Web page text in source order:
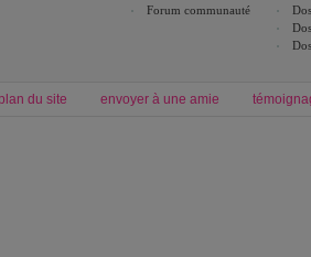
Forum communauté
plan du site envoyer à une amie